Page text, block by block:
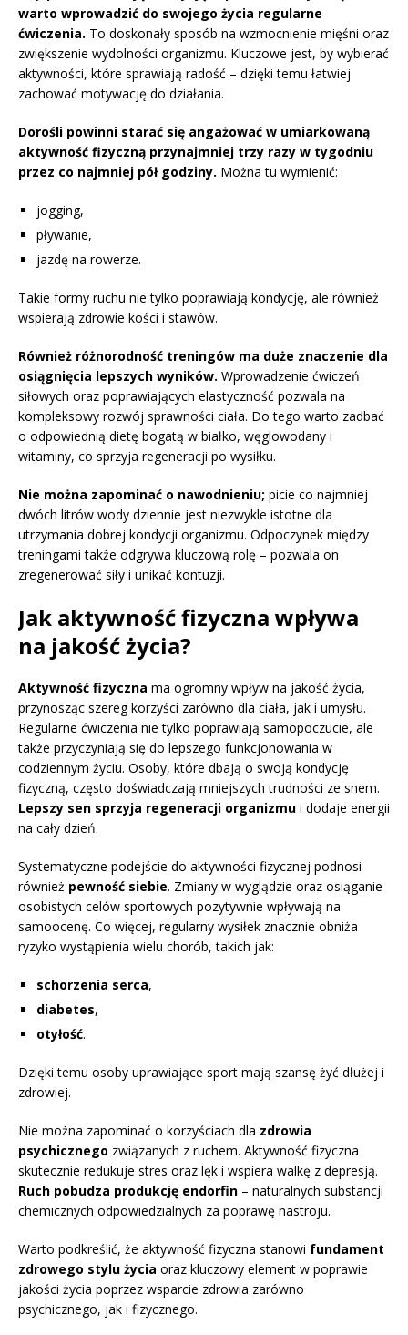
warto wprowadzić do swojego życia regularne
ćwiczenia. To doskonały sposób na wzmocnienie mięśni oraz
zwiększenie wydolności organizmu. Kluczowe jest, by wybierać
aktywności, które sprawiają radość – dzięki temu łatwiej
zachować motywację do działania.
Dorośli powinni starać się angażować w umiarkowaną
aktywność fizyczną przynajmniej trzy razy w tygodniu
przez co najmniej pół godziny. Można tu wymienić:
jogging,
pływanie,
jazdę na rowerze.
Takie formy ruchu nie tylko poprawiają kondycję, ale również
wspierają zdrowie kości i stawów.
Również różnorodność treningów ma duże znaczenie dla
osiągnięcia lepszych wyników. Wprowadzenie ćwiczeń
siłowych oraz poprawiających elastyczność pozwala na
kompleksowy rozwój sprawności ciała. Do tego warto zadbać
o odpowiednią dietę bogatą w białko, węglowodany i
witaminy, co sprzyja regeneracji po wysiłku.
Nie można zapominać o nawodnieniu; picie co najmniej
dwóch litrów wody dziennie jest niezwykle istotne dla
utrzymania dobrej kondycji organizmu. Odpoczynek między
treningami także odgrywa kluczową rolę – pozwala on
zregenerować siły i unikać kontuzji.
Jak aktywność fizyczna wpływa
na jakość życia?
Aktywność fizyczna ma ogromny wpływ na jakość życia,
przynosząc szereg korzyści zarówno dla ciała, jak i umysłu.
Regularne ćwiczenia nie tylko poprawiają samopoczucie, ale
także przyczyniają się do lepszego funkcjonowania w
codziennym życiu. Osoby, które dbają o swoją kondycję
fizyczną, często doświadczają mniejszych trudności ze snem.
Lepszy sen sprzyja regeneracji organizmu i dodaje energii
na cały dzień.
Systematyczne podejście do aktywności fizycznej podnosi
również pewność siebie. Zmiany w wyglądzie oraz osiąganie
osobistych celów sportowych pozytywnie wpływają na
samoocenę. Co więcej, regularny wysiłek znacznie obniża
ryzyko wystąpienia wielu chorób, takich jak:
schorzenia serca,
diabetes,
otyłość.
Dzięki temu osoby uprawiające sport mają szansę żyć dłużej i
zdrowiej.
Nie można zapominać o korzyściach dla zdrowia
psychicznego związanych z ruchem. Aktywność fizyczna
skutecznie redukuje stres oraz lęk i wspiera walkę z depresją.
Ruch pobudza produkcję endorfin – naturalnych substancji
chemicznych odpowiedzialnych za poprawę nastroju.
Warto podkreślić, że aktywność fizyczna stanowi fundament
zdrowego stylu życia oraz kluczowy element w poprawie
jakości życia poprzez wsparcie zdrowia zarówno
psychicznego, jak i fizycznego.